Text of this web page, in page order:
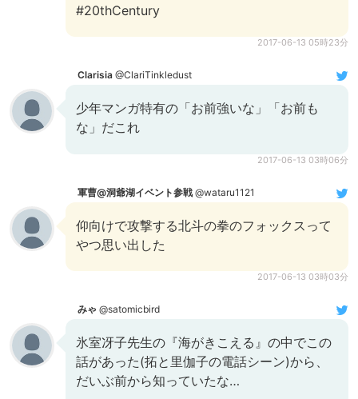
#20thCentury
2017-06-13 05時23分
Clarisia @ClariTinkledust
少年マンガ特有の「お前強いな」「お前も
な」だこれ
2017-06-13 03時06分
軍曹@洞爺湖イベント参戦 @wataru1121
仰向けで攻撃する北斗の拳のフォックスって
やつ思い出した
2017-06-13 03時03分
みゃ @satomicbird
氷室冴子先生の『海がきこえる』の中でこの
話があった(拓と里伽子の電話シーン)から、
だいぶ前から知っていたな…